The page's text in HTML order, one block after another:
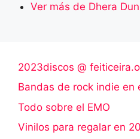
Ver más de Dhera Dun
2023discos @
Bandas de rock indie en
Todo sobre el EMO
Vinilos para regalar en